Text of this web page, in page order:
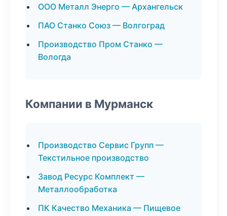
ООО Металл Энерго — Архангельск
ПАО Станко Союз — Волгоград
Производство Пром Станко —
Вологда
Компании в Мурманск
Производство Сервис Групп —
Текстильное производство
Завод Ресурс Комплект —
Металлообработка
ПК Качество Механика — Пищевое